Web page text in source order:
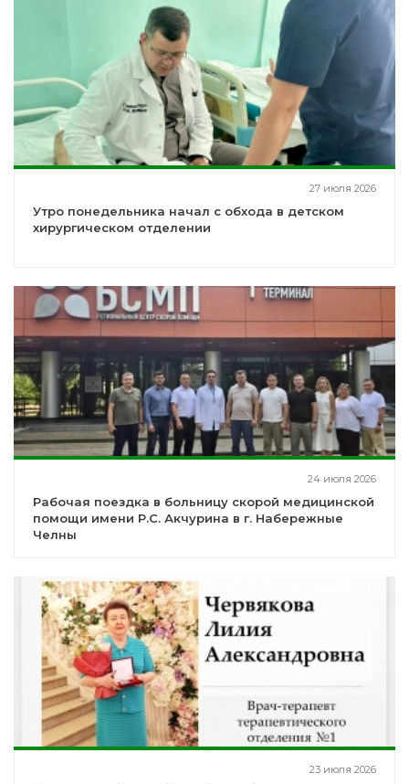
27 июля 2026
Утро понедельника начал с обхода в детском
хирургическом отделении
24 июля 2026
Рабочая поездка в больницу скорой медицинской
помощи имени Р.С. Акчурина в г. Набережные
Челны
23 июля 2026